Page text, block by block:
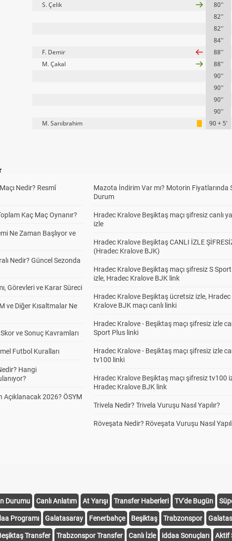
S. Çelik
80''
82''
82''
84''
F. Demir
88''
M. Çakal
88''
90''
90''
90''
90''
M. Sarıibrahim
90 + 5'
Nedir? Resmî
Kaç Maç Oynanır?
Ne Zaman Başlıyor ve
Nedir? Güncel Sezonda
Görevleri ve Karar Süreci
ve Diğer Kısaltmalar Ne
ve Sonuç Kavramları
Futbol Kuralları
Hangi
Açıklanacak 2026? ÖSYM
Mazota İndirim Var mı? Motorin Fiyatlarında
Durum
Hradec Kralove Beşiktaş maçı şifresiz canlı
izle
Hradec Kralove Beşiktaş CANLI İZLE
(Hradec Kralove BJK)
Hradec Kralove Beşiktaş maçı şifresiz S
izle, Hradec Kralove BJK link
Hradec Kralove Beşiktaş ücretsiz izle, Hradec
Kralove BJK maçı canlı linki
Hradec Kralove - Beşiktaş maçı şifresiz izle
Sport Plus linki
Hradec Kralove - Beşiktaş maçı şifresiz izle
tv100 linki
Hradec Kralove Beşiktaş maçı şifresiz tv100
Hradec Kralove BJK link
Trivela Nedir? Trivela Vuruşu Nasıl Yapılır?
Röveşata Nedir? Röveşata Vuruşu Nasıl
Durumu Canlı Anlatım At Yarışı Transfer Haberleri TV'de Bugün
Programı Galatasaray Fenerbahçe Beşiktaş Trabzonspor
Transfer Trabzonspor Transfer Canlı İzle iddaa Sonuçları Aktif